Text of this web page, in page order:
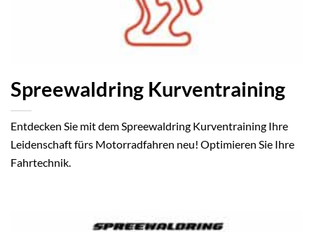
Spreewaldring Kurventraining
Entdecken Sie mit dem Spreewaldring Kurventraining Ihre
Leidenschaft fürs Motorradfahren neu! Optimieren Sie Ihre
Fahrtechnik.